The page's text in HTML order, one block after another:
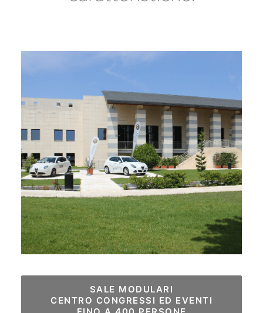
SALE MODULARI
CENTRO CONGRESSI ED EVENTI